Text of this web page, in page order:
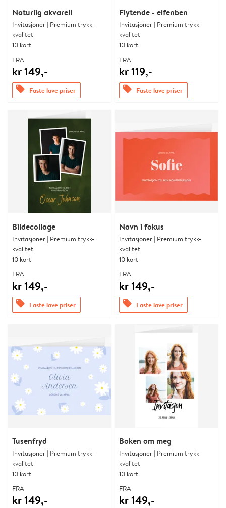
Naturlig akvarell
Invitasjoner | Premium trykk-
kvalitet
10 kort
FRA
kr 149,-
offers Faste lave priser
Flytende - elfenben
Invitasjoner | Premium trykk-
kvalitet
10 kort
FRA
kr 119,-
offers Faste lave priser
Bildecollage
Invitasjoner | Premium trykk-
kvalitet
10 kort
FRA
kr 149,-
offers Faste lave priser
Navn i fokus
Invitasjoner | Premium trykk-
kvalitet
10 kort
FRA
kr 149,-
offers Faste lave priser
Tusenfryd
Invitasjoner | Premium trykk-
kvalitet
10 kort
FRA
kr 149,-
Boken om meg
Invitasjoner | Premium trykk-
kvalitet
10 kort
FRA
kr 149,-